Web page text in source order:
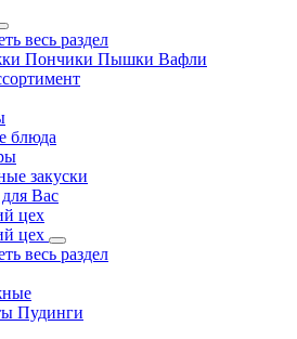
весь раздел
Пончики Пышки Вафли
блюда
закуски
Вас
цех
цех
весь раздел
Пудинги